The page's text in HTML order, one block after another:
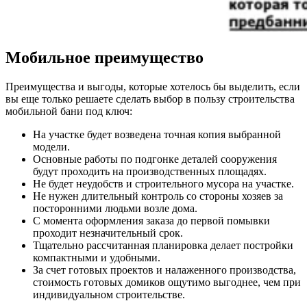
Мобильное преимущество
Преимущества и выгоды, которые хотелось бы выделить, если
вы еще только решаете сделать выбор в пользу строительства
мобильной бани под ключ:
На участке будет возведена точная копия выбранной
модели.
Основные работы по подгонке деталей сооружения
будут проходить на производственных площадях.
Не будет неудобств и строительного мусора на участке.
Не нужен длительный контроль со стороны хозяев за
посторонними людьми возле дома.
С момента оформления заказа до первой помывки
проходит незначительный срок.
Тщательно рассчитанная планировка делает постройки
компактными и удобными.
За счет готовых проектов и налаженного производства,
стоимость готовых домиков ощутимо выгоднее, чем при
индивидуальном строительстве.